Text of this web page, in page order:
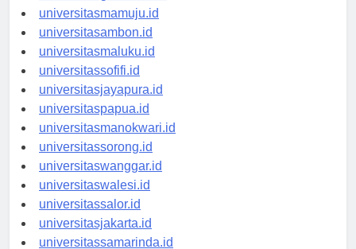
universitasgorontalo.id
universitasmamuju.id
universitasambon.id
universitasmaluku.id
universitassofifi.id
universitasjayapura.id
universitaspapua.id
universitasmanokwari.id
universitassorong.id
universitaswanggar.id
universitaswalesi.id
universitassalor.id
universitasjakarta.id